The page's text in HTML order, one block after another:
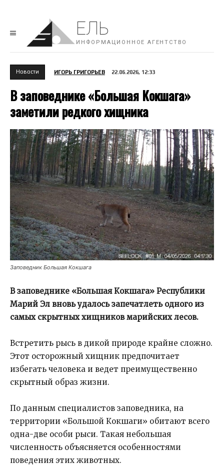
ЕЛЬ
ИНФОРМАЦИОННОЕ АГЕНТСТВО
Новости ИГОРЬ ГРИГОРЬЕВ 22.06.2026, 12:33
В заповеднике «Большая Кокшага»
заметили редкого хищника
Заповедник Большая Кокшага
В заповеднике «Большая Кокшага» Республики
Марий Эл вновь удалось запечатлеть одного из
самых скрытных хищников марийских лесов.
Встретить рысь в дикой природе крайне сложно.
Этот осторожный хищник предпочитает
избегать человека и ведет преимущественно
скрытный образ жизни.
По данным специалистов заповедника, на
территории «Большой Кокшаги» обитают всего
одна-две особи рыси. Такая небольшая
численность объясняется особенностями
поведения этих животных.